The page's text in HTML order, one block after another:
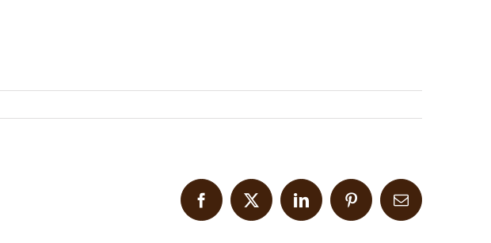
Facebook
X LinkedInPinterestEmail